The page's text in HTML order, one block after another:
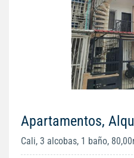
Apartamentos,
Cali, 3 alcobas, 1 baño,